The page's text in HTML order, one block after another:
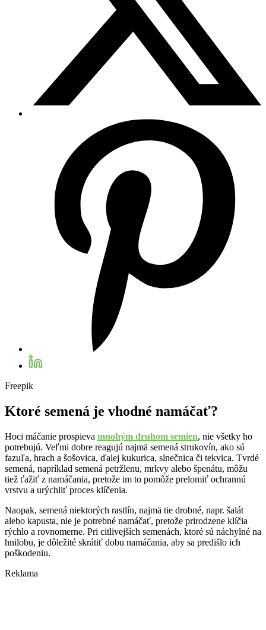
Freepik
Ktoré semená je vhodné namáčať?
Hoci máčanie prospieva mnohým druhom semien, nie všetky ho
potrebujú. Veľmi dobre reagujú najmä semená strukovín, ako sú
fazuľa, hrach a šošovica, ďalej kukurica, slnečnica či tekvica. Tvrdé
semená, napríklad semená petržlenu, mrkvy alebo špenátu, môžu
tiež ťažiť z namáčania, pretože im to pomôže prelomiť ochrannú
vrstvu a urýchliť proces klíčenia.
Naopak, semená niektorých rastlín, najmä tie drobné, napr. šalát
alebo kapusta, nie je potrebné namáčať, pretože prirodzene klíčia
rýchlo a rovnomerne. Pri citlivejších semenách, ktoré sú náchylné na
hnilobu, je dôležité skrátiť dobu namáčania, aby sa predišlo ich
poškodeniu.
Reklama